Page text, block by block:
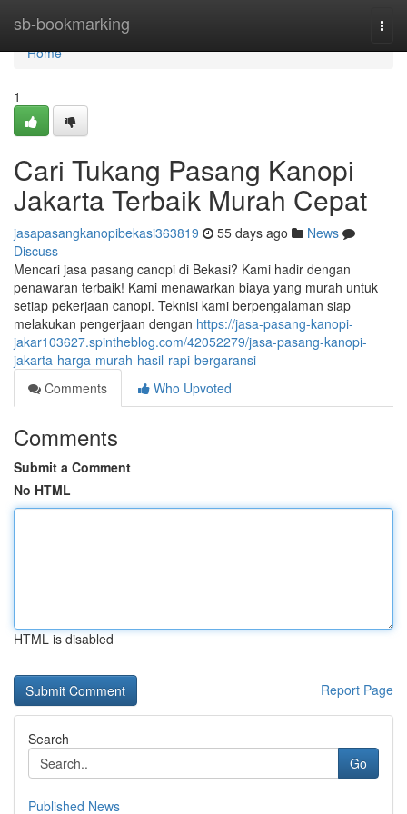
sb-bookmarking
Home
Home
1
Cari Tukang Pasang Kanopi
Jakarta Terbaik Murah Cepat
jasapasangkanopibekasi363819 55 days ago
News
Discuss
Mencari jasa pasang canopi di Bekasi? Kami hadir dengan
penawaran terbaik! Kami menawarkan biaya yang murah untuk
setiap pekerjaan canopi. Teknisi kami berpengalaman siap
melakukan pengerjaan dengan https://jasa-pasang-kanopi-
jakar103627.spintheblog.com/42052279/jasa-pasang-kanopi-
jakarta-harga-murah-hasil-rapi-bergaransi
Comments
Who Upvoted
Comments
Submit a Comment
No HTML
HTML is disabled
Report Page
Search
Go
Published News